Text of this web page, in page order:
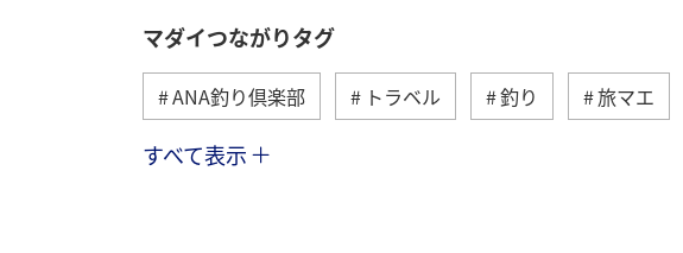
マダイつながりタグ
ANA釣り倶楽部 トラベル 釣り 旅マエ
アオリイカ
すべて表示